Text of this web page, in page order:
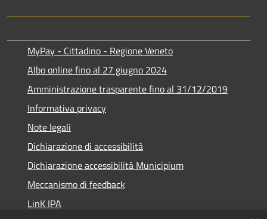
MyPay - Cittadino - Regione Veneto
Albo online fino al 27 giugno 2024
Amministrazione trasparente fino al 31/12/2019
Informativa privacy
Note legali
Dichiarazione di accessibilità
Dichiarazione accessibilità Municipium
Meccanismo di feedback
LinK IPA